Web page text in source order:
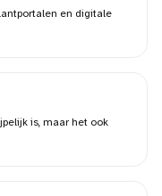
en digitale
is, maar het ook